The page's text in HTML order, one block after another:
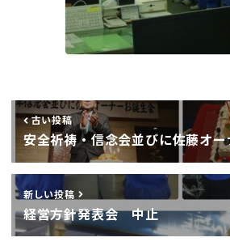
古い投稿
安全祈祷・信念会並びに佐藤オ
新しい投稿
経営方針発表会 中止